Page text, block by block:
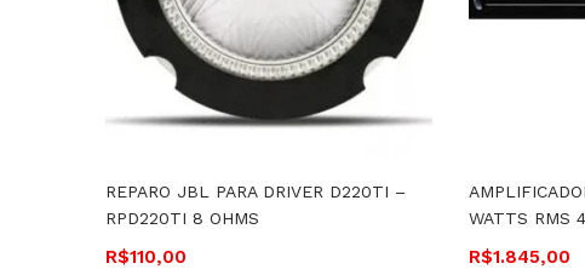
REPARO JBL PARA DRIVER D220TI –
RPD220TI 8 OHMS
R$110,00
WATTS RMS
R$1.845,00